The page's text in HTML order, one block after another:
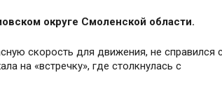
округе Смоленской области.
скорость для движения, не справился
на «встречку», где столкнулась с